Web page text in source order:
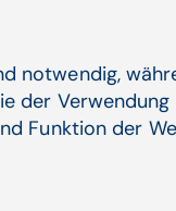
von der
allem bei
So
Fötus zu ergreifen.
notwendig,
Funktion der